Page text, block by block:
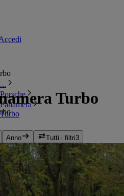
Anno Tutti i filtri3
...
Porsche
Panamera
Turbo
Turbo